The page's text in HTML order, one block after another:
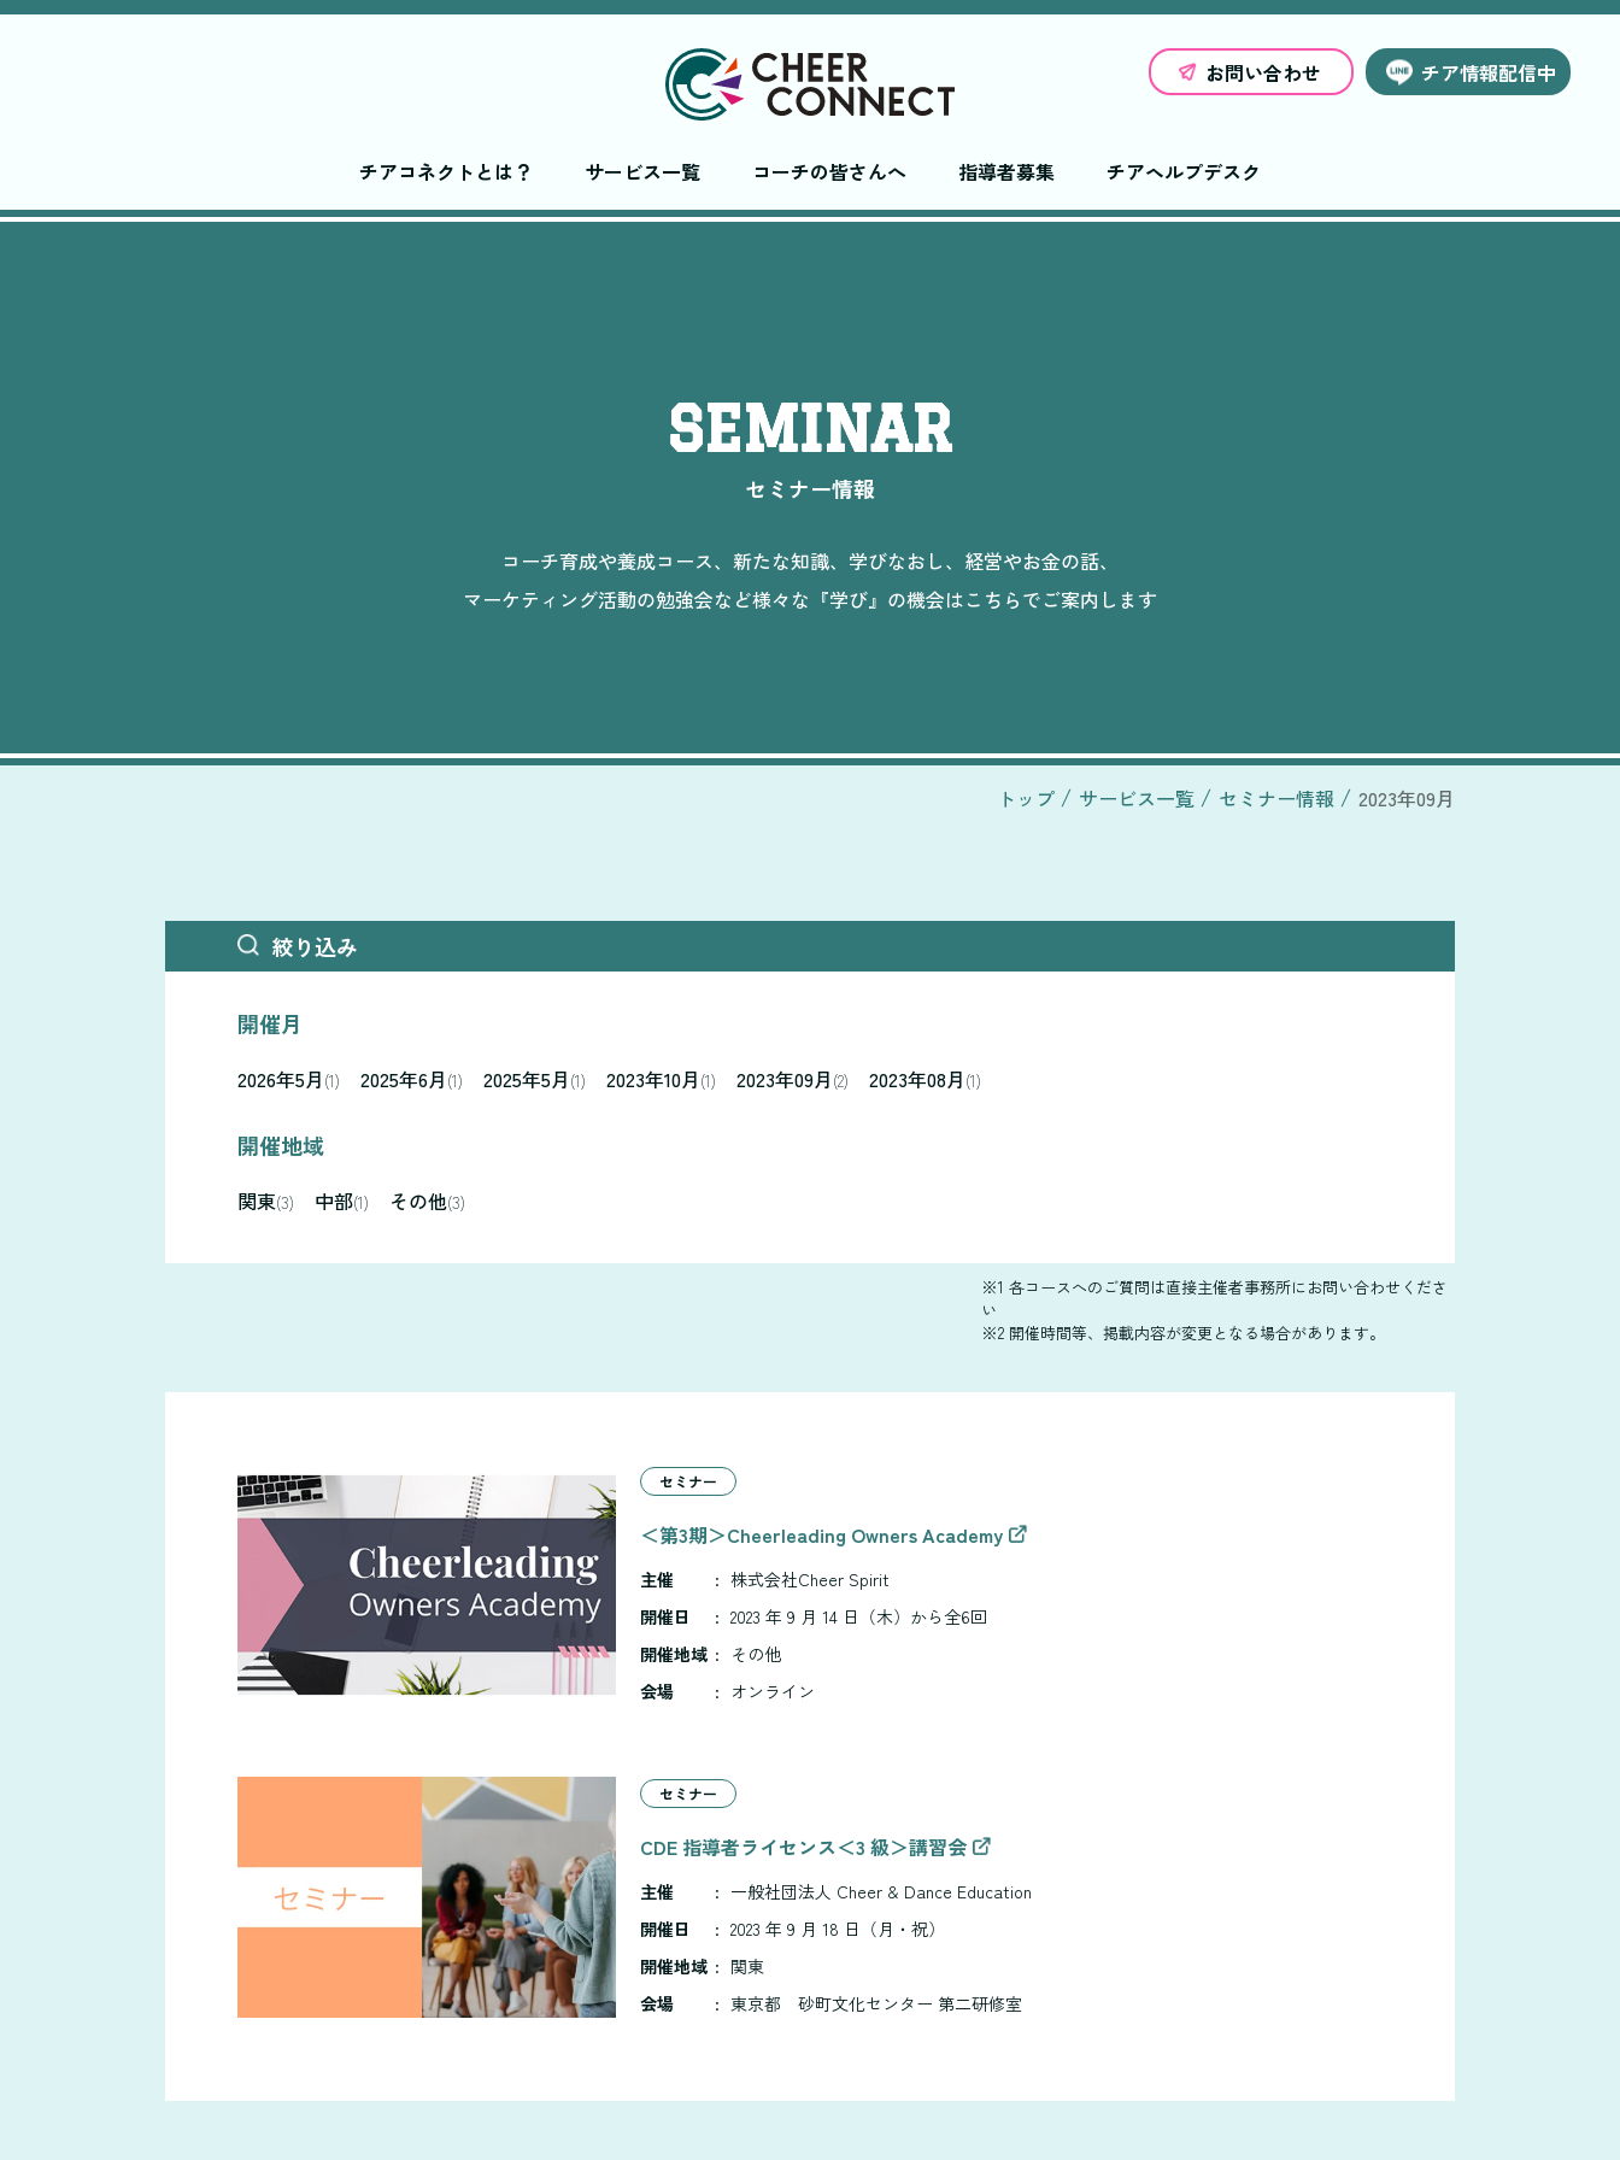
お問い合わせ チア情報配信中
チアコネクトとは？ サービス一覧 コーチの皆さんへ 指導者募集 チアヘルプデスク
SEMINAR
セミナー情報
コーチ育成や養成コース、新たな知識、学びなおし、経営やお金の話、
マーケティング活動の勉強会など様々な『学び』の機会はこちらでご案内します
トップ サービス一覧 セミナー情報 2023年09月
絞り込み
開催月
2026年5月 (1) 2025年6月 (1) 2025年5月 (1) 2023年10月 (1) 2023年09月 (2) 2023年08月 (1)
開催地域
関東(3) 中部(1) その他(3)
※1 各コースへのご質問は直接主催者事務所にお問い合わせくださ
い
※2 開催時間等、掲載内容が変更となる場合があります。
セミナー
＜第3期＞Cheerleading Owners Academy
主催 : 株式会社Cheer Spirit
開催日
: 2023 年 9 月 14 日（木）から全6回
開催地域 : その他
会場
: オンライン
セミナー
CDE 指導者ライセンス＜3 級＞講習会
主催 : 一般社団法人 Cheer & Dance Education
開催日
: 2023 年 9 月 18 日（月・祝）
開催地域 : 関東
会場
: 東京都 砂町文化センター 第二研修室